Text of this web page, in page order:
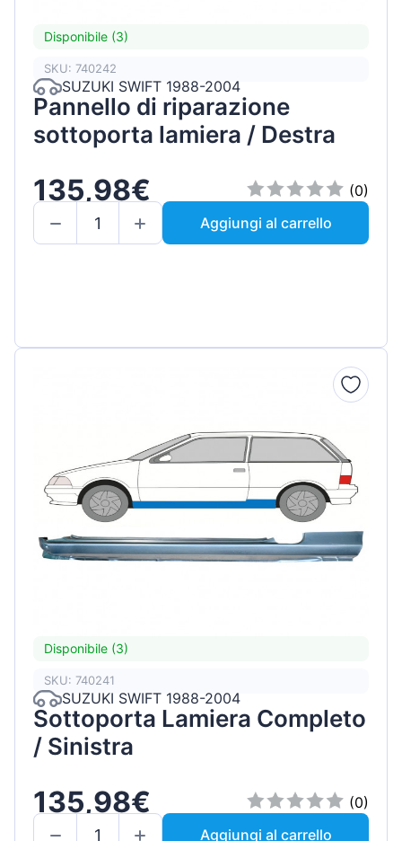
Disponibile (3)
SKU: 740242
SUZUKI SWIFT 1988-2004
Pannello di riparazione
sottoporta lamiera / Destra
135,98€
(0)
Aggiungi al carrello
Disponibile (3)
SKU: 740241
SUZUKI SWIFT 1988-2004
Sottoporta Lamiera Completo
/ Sinistra
135,98€
(0)
Aggiungi al carrello